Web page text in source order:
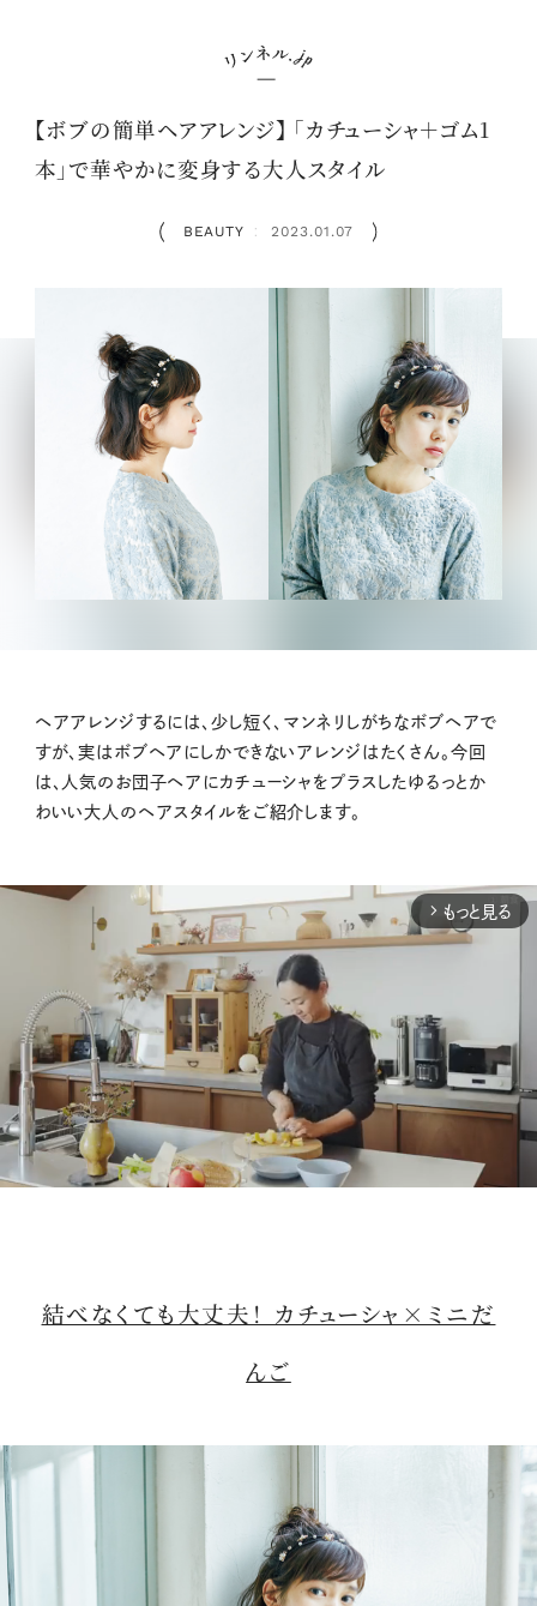
【ボブの簡単ヘアアレンジ】 「カチューシャ＋ゴム1
本」で華やかに変身する大人スタイル
BEAUTY ： 2023.01.07
ヘアアレンジするには、少し短く、マンネリしがちなボブヘアで
すが、実はボブヘアにしかできないアレンジはたくさん。今回
は、人気のお団子ヘアにカチューシャをプラスしたゆるっとか
わいい大人のヘアスタイルをご紹介します。
arrow_forward_ios もっと見る
e
結べなくても大丈夫！ カチューシャ×ミニだ
んご